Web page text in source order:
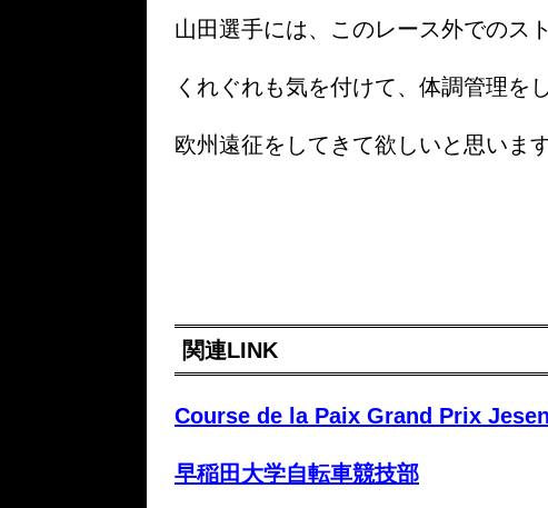
山田選手には、このレース外でのス
くれぐれも気を付けて、体調管理を
欧州遠征をしてきて欲しいと思います
関連LINK
Course de la Paix Grand Prix
早稲田大学自転車競技部